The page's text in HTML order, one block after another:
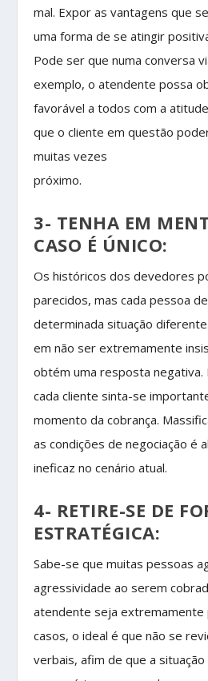
mal. Expor as vantagens que
uma forma de se atingir
Pode ser que numa conversa
exemplo, o atendente possa
favorável a todos com a
que o cliente em questão
muitas vezes
próximo.
3- TENHA EM
CASO É ÚNICO:
Os históricos dos devedores
parecidos, mas cada pessoa
determinada situação
em não ser extremamente
obtém uma resposta negativa.
cada cliente sinta-se
momento da cobrança.
as condições de negociação é
ineficaz no cenário atual.
4- RETIRE-SE DE
ESTRATÉGICA:
Sabe-se que muitas pessoas
agressividade ao serem
atendente seja extremamente
casos, o ideal é que não se
verbais, afim de que a situação